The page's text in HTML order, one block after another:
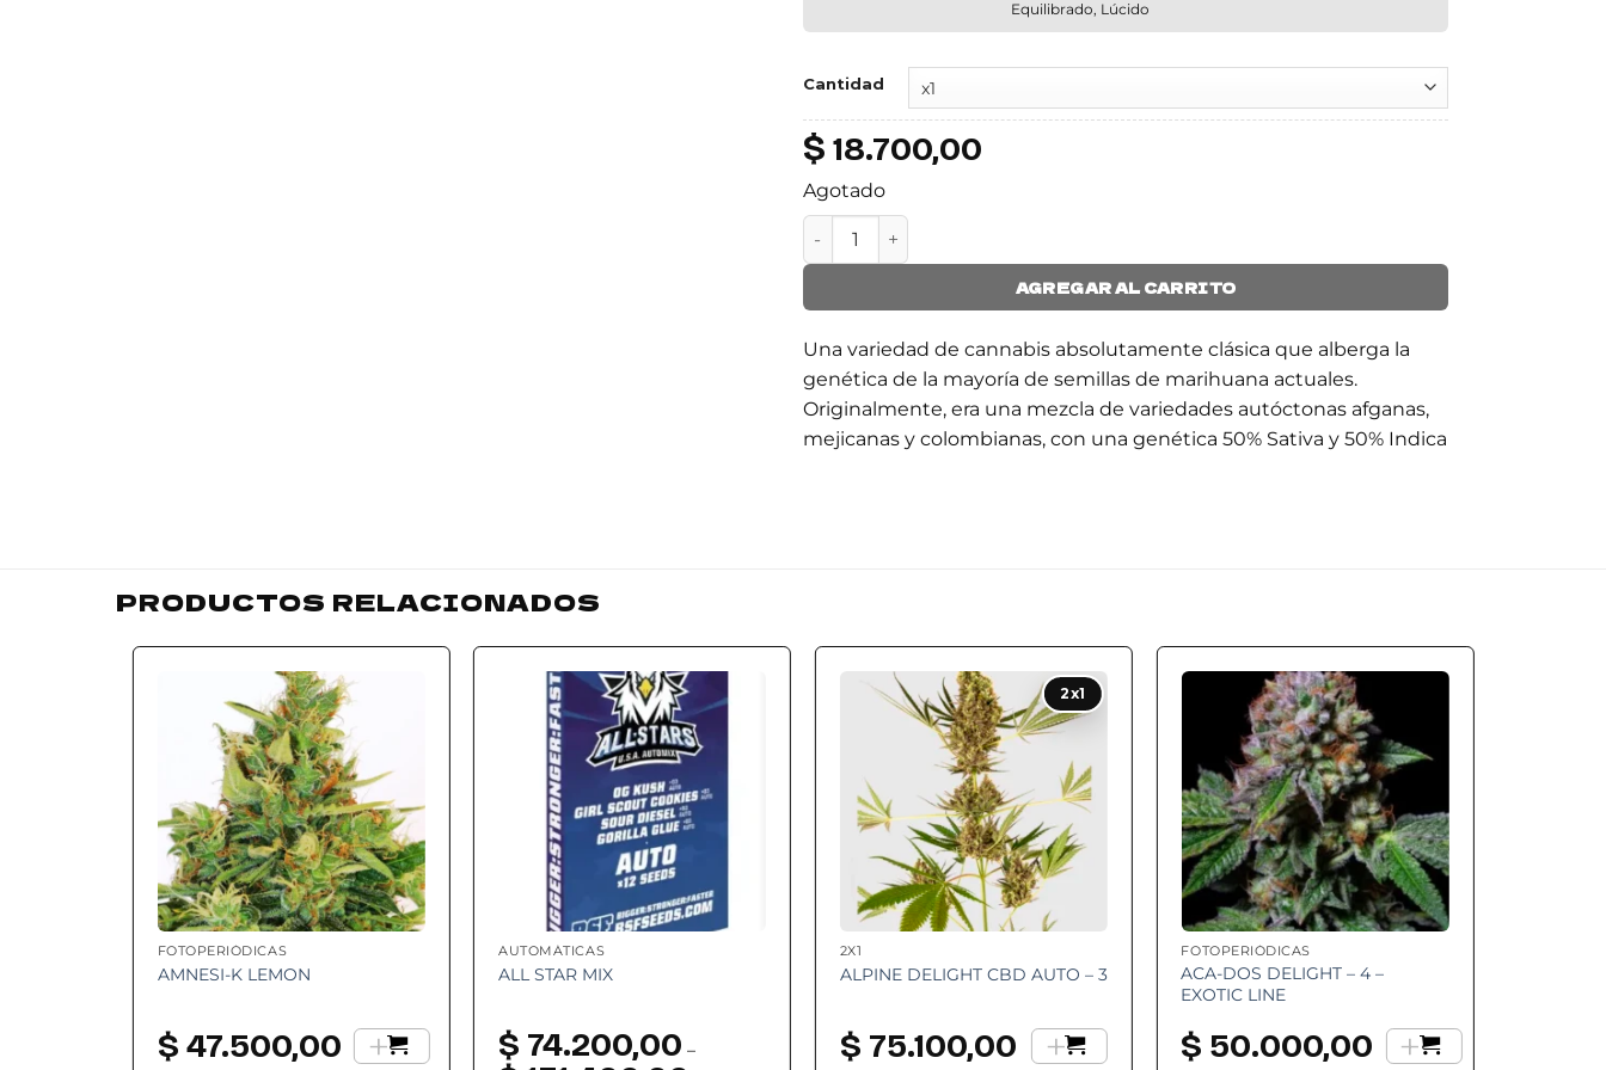
Equilibrado, Lúcido
Cantidad
$ 18.700,00
Agotado
SKUNK XL cantidad
AGREGAR AL CARRITO
Una variedad de cannabis absolutamente clásica que alberga la
genética de la mayoría de semillas de marihuana actuales.
Originalmente, era una mezcla de variedades autóctonas afganas,
mejicanas y colombianas, con una genética 50% Sativa y 50% Indica
PRODUCTOS RELACIONADOS
FOTOPERIÓDICAS
AMNESI-K LEMON
$ 47.500,00 +
wishlist
AUTOMÁTICAS
ALL STAR MIX
$ 74.200,00 –
2x1
Add to
wishlist
2X1
ALPINE DELIGHT CBD AUTO – 3
$ 75.100,00 +
FOTOPERIÓDICAS
ACA-DOS DELIGHT – 4 –
EXOTIC LINE
$ 50.000,00 +